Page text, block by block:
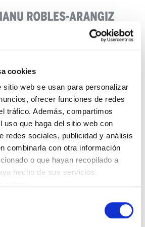
cookies
sitio web se usan para personalizar
ofrecer funciones de redes
tráfico. Además, compartimos
uso que haga del sitio web con
redes sociales, publicidad y análisis
combinarla con otra información
o que hayan recopilado a
hecho de sus servicios.
196
KB
eta enplegua
Hitz-Con nombre propio Txetx
abertzaleak aintzina 14.-
Zorionak,